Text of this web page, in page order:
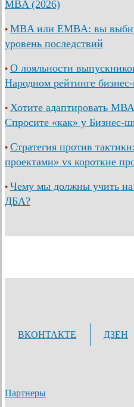
MBA (2026)
• MBA или EMBA: вы
уровень последствий
• О лояльности
Народном рейтинге
• Хотите адаптировать
Спросите «как» у
• Стратегия против
проектами» vs короткие
• Чему мы должны учить
ДБА?
ВКОНТАКТЕ ДЗЕН
Партнеры